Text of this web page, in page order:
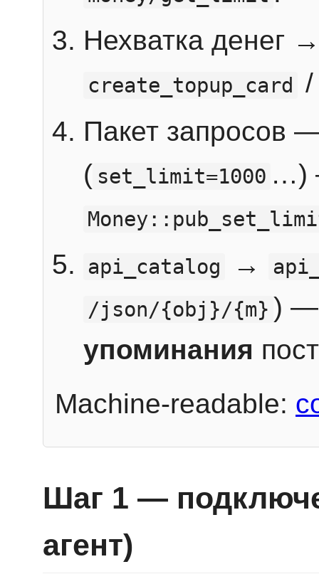
Нехватка денег
create_topup_card
Пакет запросов
( set_limit=1000 …)
api_catalog
→
/json/{obj}/{m} ) —
упоминания
Machine-readable:
Шаг 1 —
агент)